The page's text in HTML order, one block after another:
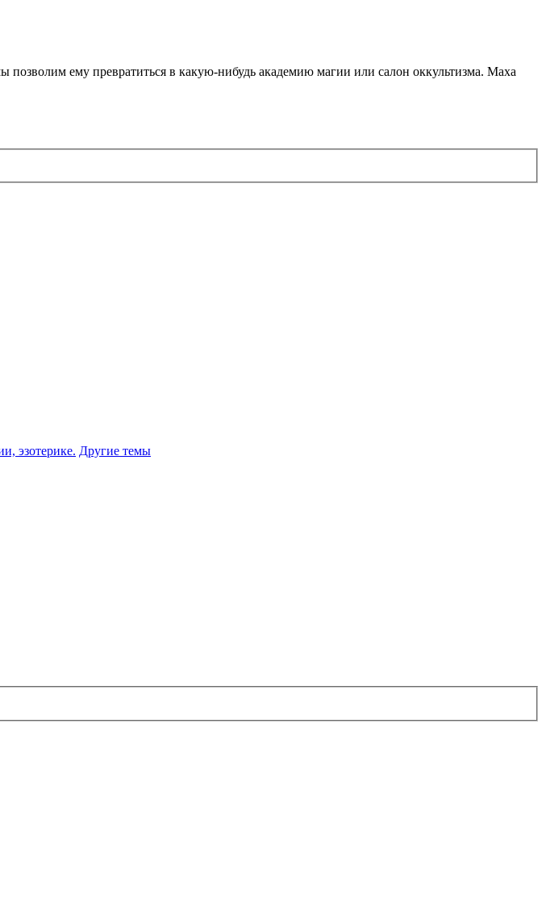
ему превратиться в какую-нибудь академию магии или салон оккультизма. Маха
эзотерике. Другие темы